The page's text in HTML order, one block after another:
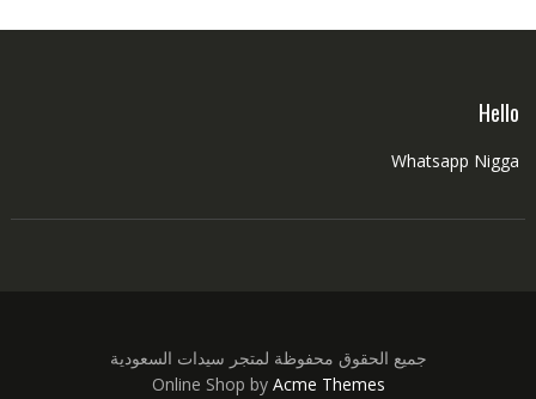
Hello
Whatsapp Nigga
جميع الحقوق محفوظة لمتجر سيدات السعودية
Online Shop by Acme Themes